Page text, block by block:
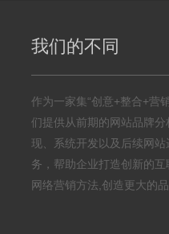
我们的不同
作为一家集“创意+整合+营
们提供从前期的网站品牌
现、系统开发以及后续网
务，帮助企业打造创新的
网络营销方法,创造更大的品